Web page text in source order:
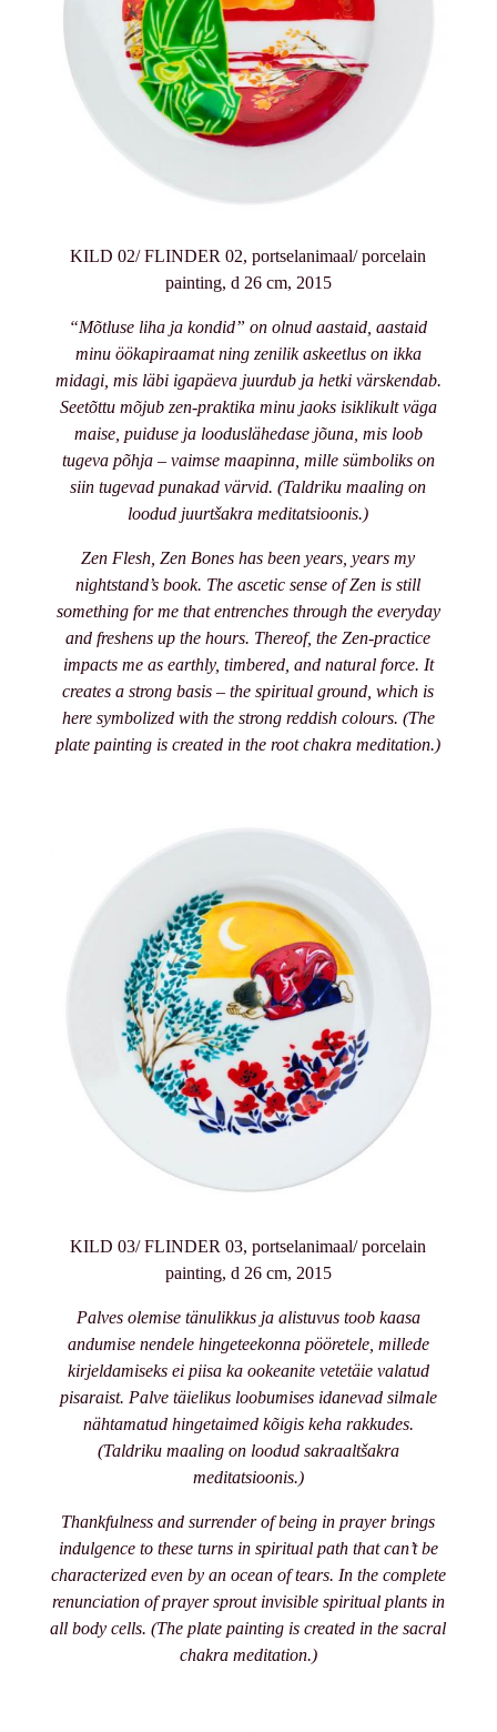
KILD 02/ FLINDER 02, portselanimaal/ porcelain
painting, d 26 cm, 2015
“Mõtluse liha ja kondid” on olnud aastaid, aastaid
minu öökapiraamat ning zenilik askeetlus on ikka
midagi, mis läbi igapäeva juurdub ja hetki värskendab.
Seetõttu mõjub zen-praktika minu jaoks isiklikult väga
maise, puiduse ja looduslähedase jõuna, mis loob
tugeva põhja – vaimse maapinna, mille sümboliks on
siin tugevad punakad värvid. (Taldriku maaling on
loodud juurtšakra meditatsioonis.)
Zen Flesh, Zen Bones has been years, years my
nightstand’s book. The ascetic sense of Zen is still
something for me that entrenches through the everyday
and freshens up the hours. Thereof, the Zen-practice
impacts me as earthly, timbered, and natural force. It
creates a strong basis – the spiritual ground, which is
here symbolized with the strong reddish colours. (The
plate painting is created in the root chakra meditation.)
KILD 03/ FLINDER 03, portselanimaal/ porcelain
painting, d 26 cm, 2015
Palves olemise tänulikkus ja alistuvus toob kaasa
andumise nendele hingeteekonna pööretele, millede
kirjeldamiseks ei piisa ka ookeanite vetetäie valatud
pisaraist. Palve täielikus loobumises idanevad silmale
nähtamatud hingetaimed kõigis keha rakkudes.
(Taldriku maaling on loodud sakraaltšakra
meditatsioonis.)
Thankfulness and surrender of being in prayer brings
indulgence to these turns in spiritual path that can’t be
characterized even by an ocean of tears. In the complete
renunciation of prayer sprout invisible spiritual plants in
all body cells. (The plate painting is created in the sacral
chakra meditation.)